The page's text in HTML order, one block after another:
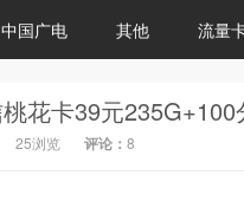
中国广电 其他 流量
25浏览 评论： 8